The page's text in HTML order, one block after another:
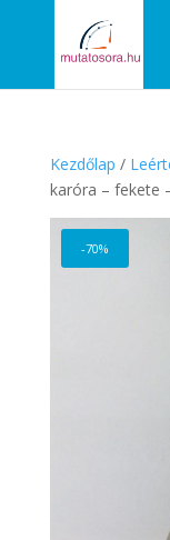
Kezdőlap /
karóra – fekete
-70%